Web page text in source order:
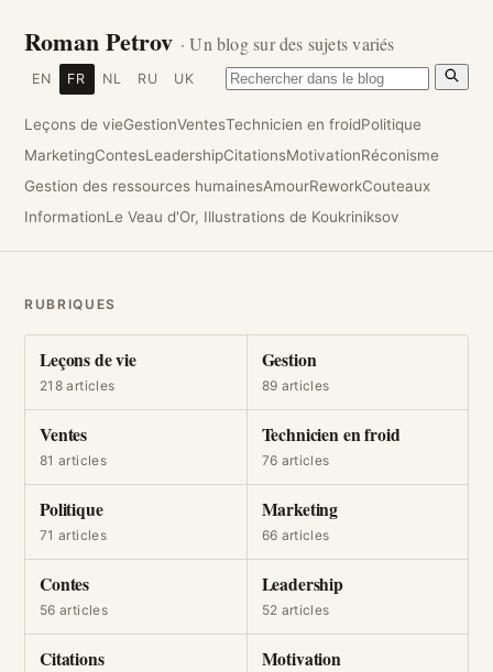
Roman Petrov · Un blog sur des sujets variés
EN FR NL RU UK
Leçons de vieGestionVentesTechnicien en froidPolitique
MarketingContesLeadershipCitationsMotivationRéconisme
Gestion des ressources humainesAmourReworkCouteaux
InformationLe Veau d'Or, Illustrations de Koukriniksov
RUBRIQUES
Leçons de vie
218 articles
Gestion
89 articles
Ventes
81 articles
Technicien en froid
76 articles
Politique
71 articles
Marketing
66 articles
Contes
56 articles
Leadership
52 articles
Citations Motivation